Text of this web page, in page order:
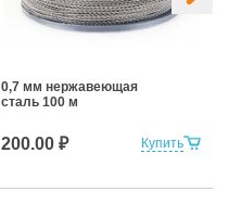
Купить
0,7 мм нержавеющая
сталь 100 м
200.00 ₽